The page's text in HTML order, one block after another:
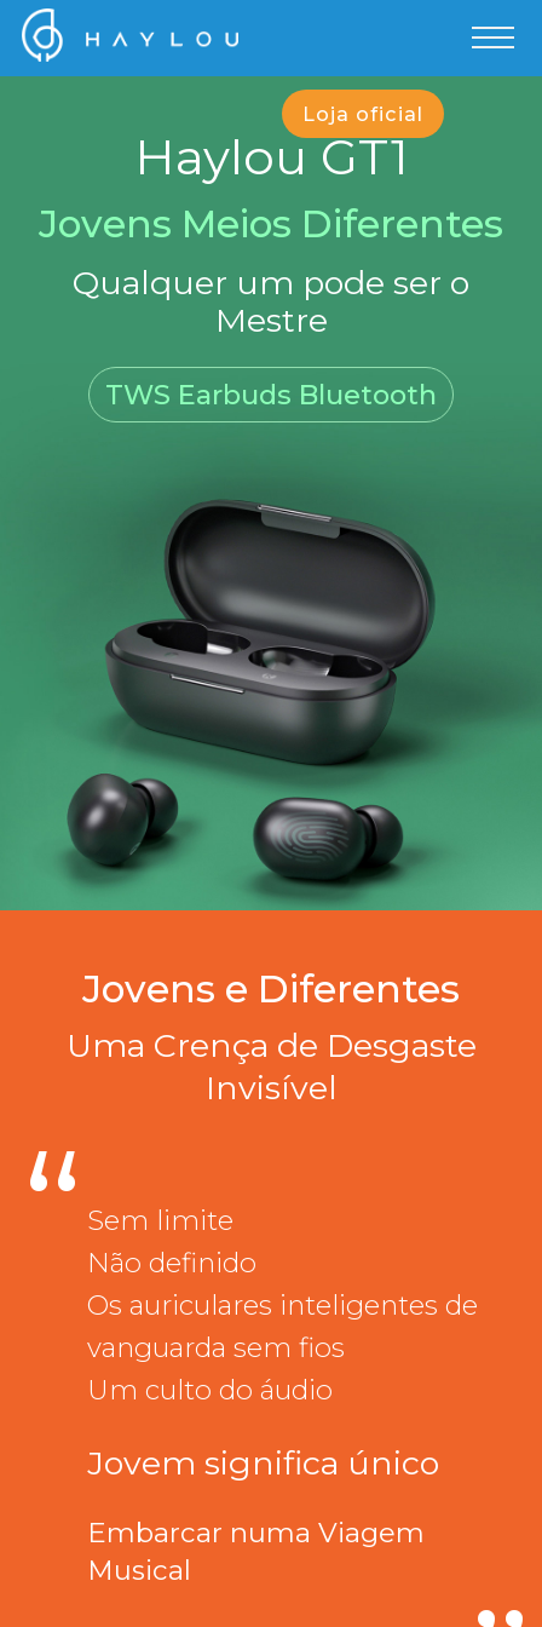
Loja oficial
Haylou GT1
Jovens Meios Diferentes
Qualquer um pode ser o
Mestre
TWS Earbuds Bluetooth
Jovens e Diferentes
Uma Crença de Desgaste
Invisível
“ Sem limite
Não definido
Os auriculares inteligentes de
vanguarda sem fios
Um culto do áudio
Jovem significa único
Embarcar numa Viagem
Musical